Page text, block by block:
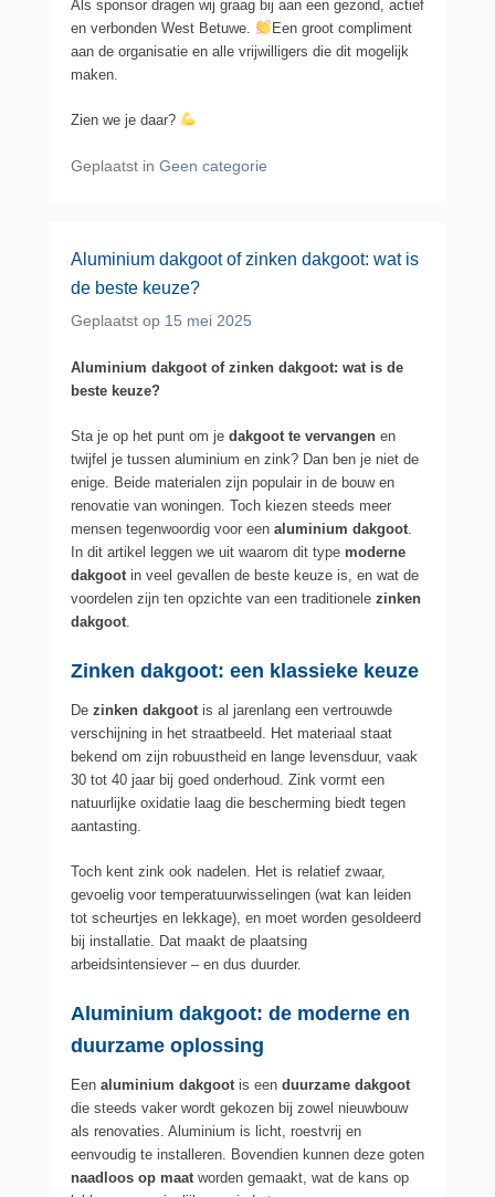
Als sponsor dragen wij graag bij aan een gezond, actief
en verbonden West Betuwe.
Een groot compliment
aan de organisatie en alle vrijwilligers die dit mogelijk
maken.
Zien we je daar?
Geplaatst in Geen categorie
Aluminium dakgoot of zinken dakgoot: wat is
de beste keuze?
Geplaatst op 15 mei 2025
Aluminium dakgoot of zinken dakgoot: wat is de
beste keuze?
Sta je op het punt om je dakgoot te vervangen en
twijfel je tussen aluminium en zink? Dan ben je niet de
enige. Beide materialen zijn populair in de bouw en
renovatie van woningen. Toch kiezen steeds meer
mensen tegenwoordig voor een aluminium dakgoot
In dit artikel leggen we uit waarom dit type moderne
dakgoot in veel gevallen de beste keuze is, en wat de
voordelen zijn ten opzichte van een traditionele zinken
dakgoot
Zinken dakgoot: een klassieke keuze
De zinken dakgoot is al jarenlang een vertrouwde
verschijning in het straatbeeld. Het materiaal staat
bekend om zijn robuustheid en lange levensduur, vaak
30 tot 40 jaar bij goed onderhoud. Zink vormt een
natuurlijke oxidatie laag die bescherming biedt tegen
aantasting.
Toch kent zink ook nadelen. Het is relatief zwaar,
gevoelig voor temperatuurwisselingen (wat kan leiden
tot scheurtjes en lekkage), en moet worden gesoldeerd
bij installatie. Dat maakt de plaatsing
arbeidsintensiever – en dus duurder.
Aluminium dakgoot: de moderne en
duurzame oplossing
Een aluminium dakgoot is een duurzame dakgoot
die steeds vaker wordt gekozen bij zowel nieuwbouw
als renovaties. Aluminium is licht, roestvrij en
eenvoudig te installeren. Bovendien kunnen deze goten
naadloos op maat worden gemaakt, wat de kans op